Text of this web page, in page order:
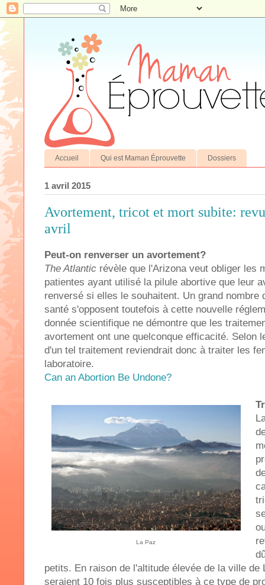
Accueil Qui est Maman Éprouvette Dossiers
1 avril 2015
Avortement, tricot et mort subite:
avril
Peut-on renverser un avortement?
The Atlantic révèle que l'Arizona veut obliger les
patientes ayant utilisé la pilule abortive que leur
renversé si elles le souhaitent. Un grand nombre
santé s'opposent toutefois à cette nouvelle
donnée scientifique ne démontre que les
avortement ont une quelconque efficacité. Selon
d'un tel traitement reviendrait donc à traiter les
laboratoire.
Can an Abortion Be Undone?
La Paz
petits. En raison de l'altitude élevée de la ville de
seraient 10 fois plus susceptibles à ce type de